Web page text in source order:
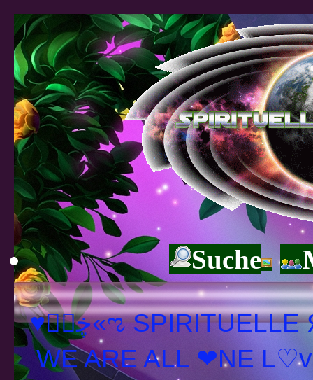
Suche
♥ڿڰۣ«ಌ SPIRITUELLE Я Ξ √ Ω L U T ↑ ☼ N - Forum -
WE ARE ALL ❤NE